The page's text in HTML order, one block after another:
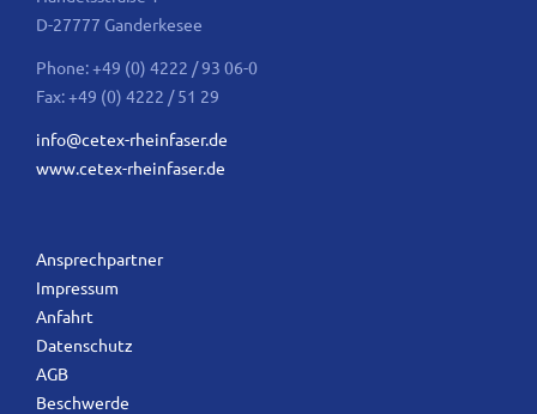
D-27777 Ganderkesee
Phone: +49 (0) 4222 / 93 06-0
Fax: +49 (0) 4222 / 51 29
info@cetex-rheinfaser.de
www.cetex-rheinfaser.de
Ansprechpartner
Impressum
Anfahrt
Datenschutz
AGB
Beschwerde